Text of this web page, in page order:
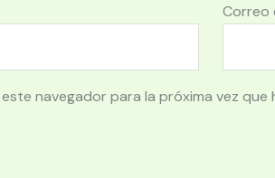
Correo
navegador para la próxima vez que